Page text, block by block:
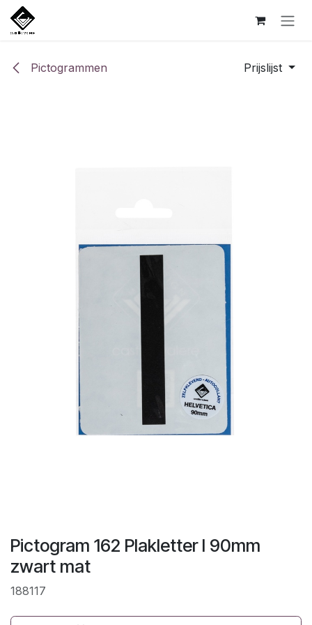
Overslaan naar inhoud
Pictogrammen Prijslijst
Pictogram 162 Plakletter I 90mm
zwart mat
188117